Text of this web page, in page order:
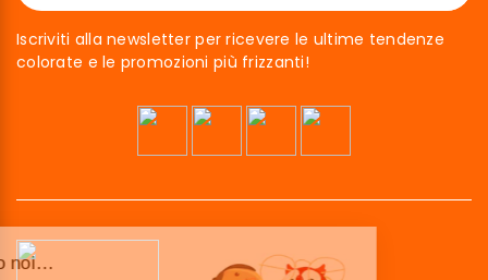
Iscriviti alla newsletter per ricevere le ultime tendenze
colorate e le promozioni più frizzanti!
Ciao siamo noi…